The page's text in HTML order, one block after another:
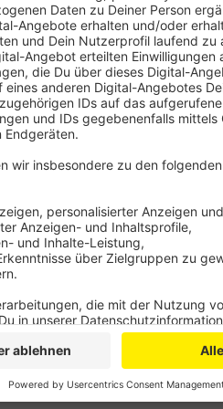
bietet die Stadt eine
günstig vermietet. Die
also Läden,
also sein eigenes Geschäft in
der Stadt mit seinem Konzept
Stadt Euskirchen erhält die
hofft dadurch ein möglichst
bleibt und auch ein Ort der